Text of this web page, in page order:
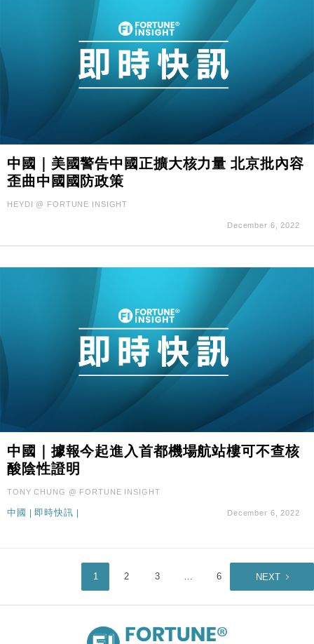
中國｜美國警告中國正擴大核力量 北京批內容
歪曲中國國防政策
HEYDI @ FORTUNE INSIGHT
December 6, 2022
中國｜據報今起進入首都機場航站樓可不查核
酸陰性證明
TONY CHUNG @ FORTUNE INSIGHT
中國 | 即時快訊 | December 6, 2022
1 2 3 6 NEXT